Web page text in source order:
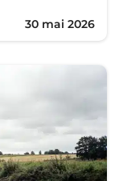
30 mai 2026